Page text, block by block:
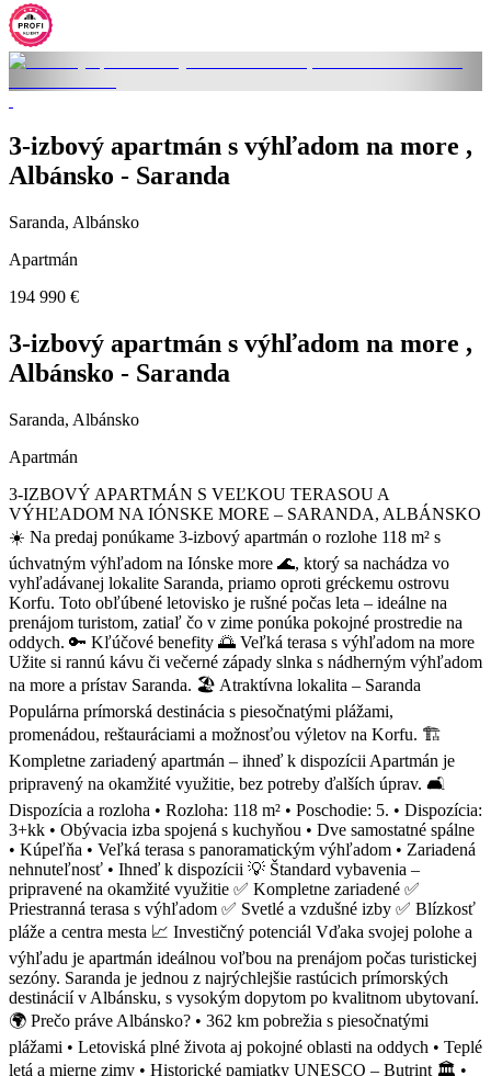
3-izbový apartmán s výhľadom na more ,
Albánsko - Saranda
Saranda, Albánsko
Apartmán
194 990 €
3-izbový apartmán s výhľadom na more ,
Albánsko - Saranda
Saranda, Albánsko
Apartmán
3-IZBOVÝ APARTMÁN S VEĽKOU TERASOU A
VÝHĽADOM NA IÓNSKE MORE – SARANDA, ALBÁNSKO
☀️ Na predaj ponúkame 3-izbový apartmán o rozlohe 118 m² s
úchvatným výhľadom na Iónske more 🌊, ktorý sa nachádza vo
vyhľadávanej lokalite Saranda, priamo oproti gréckemu ostrovu
Korfu. Toto obľúbené letovisko je rušné počas leta – ideálne na
prenájom turistom, zatiaľ čo v zime ponúka pokojné prostredie na
oddych. 🔑 Kľúčové benefity 🌅 Veľká terasa s výhľadom na more
Užite si rannú kávu či večerné západy slnka s nádherným výhľadom
na more a prístav Saranda. 🏖 Atraktívna lokalita – Saranda
Populárna prímorská destinácia s piesočnatými plážami,
promenádou, reštauráciami a možnosťou výletov na Korfu. 🏗
Kompletne zariadený apartmán – ihneď k dispozícii Apartmán je
pripravený na okamžité využitie, bez potreby ďalších úprav. 🛋
Dispozícia a rozloha • Rozloha: 118 m² • Poschodie: 5. • Dispozícia:
3+kk • Obývacia izba spojená s kuchyňou • Dve samostatné spálne
• Kúpeľňa • Veľká terasa s panoramatickým výhľadom • Zariadená
nehnuteľnosť • Ihneď k dispozícii 💡 Štandard vybavenia –
pripravené na okamžité využitie ✅ Kompletne zariadené ✅
Priestranná terasa s výhľadom ✅ Svetlé a vzdušné izby ✅ Blízkosť
pláže a centra mesta 📈 Investičný potenciál Vďaka svojej polohe a
výhľadu je apartmán ideálnou voľbou na prenájom počas turistickej
sezóny. Saranda je jednou z najrýchlejšie rastúcich prímorských
destinácií v Albánsku, s vysokým dopytom po kvalitnom ubytovaní.
🌍 Prečo práve Albánsko? • 362 km pobrežia s piesočnatými
plážami • Letoviská plné života aj pokojné oblasti na oddych • Teplé
letá a mierne zimy • Historické pamiatky UNESCO – Butrint 🏛️ •